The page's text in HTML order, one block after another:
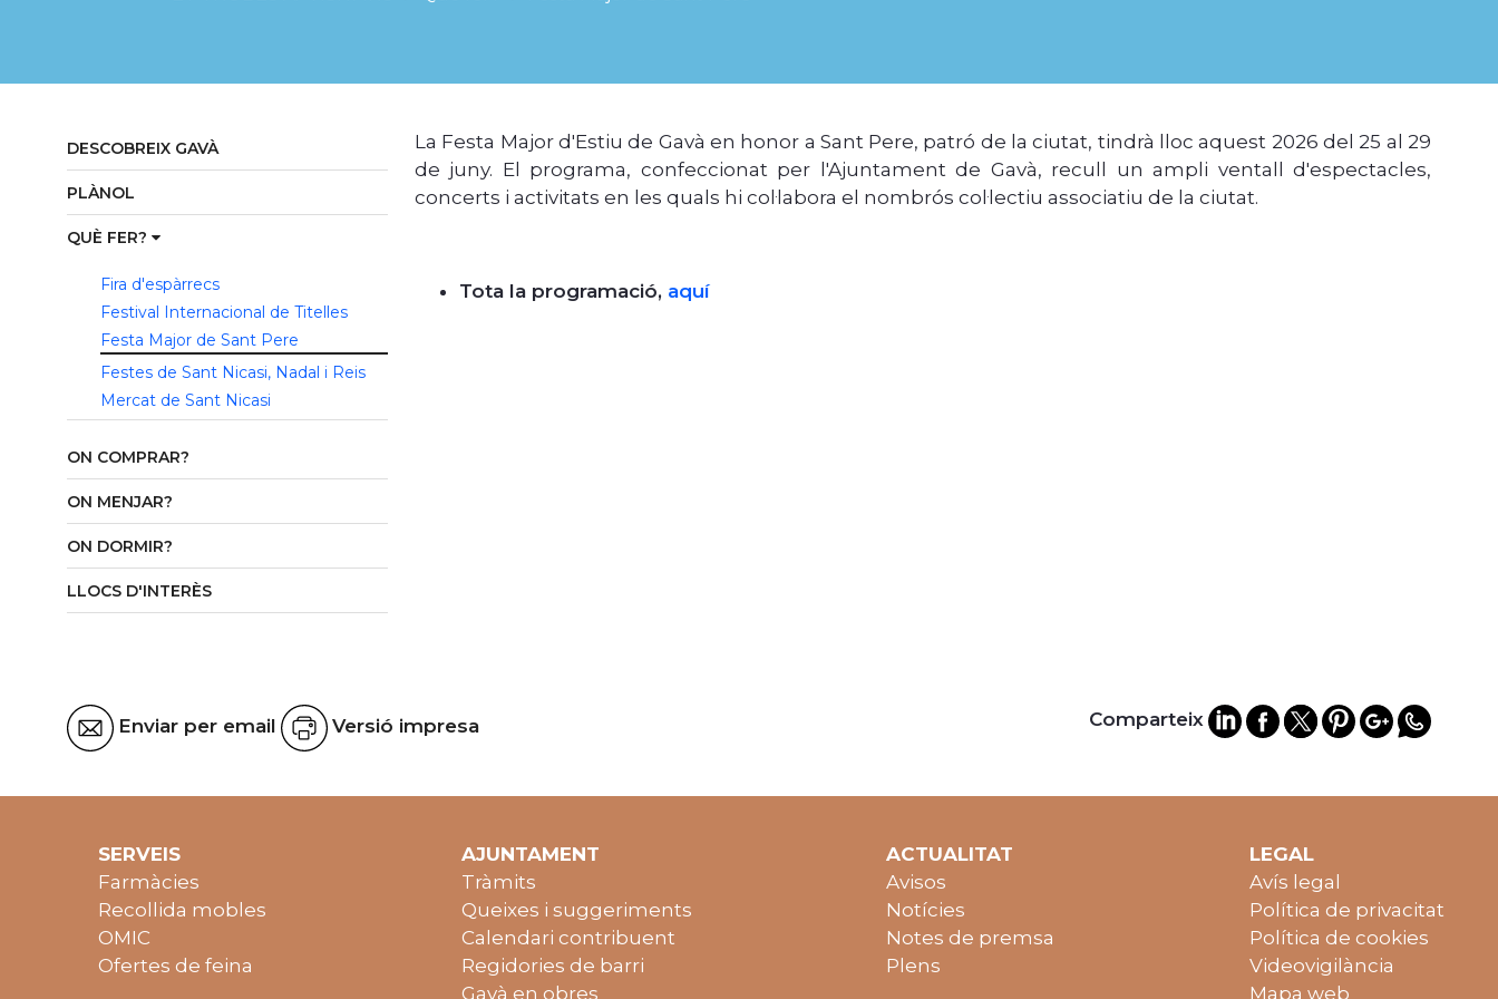
DESCOBREIX GAVÀ
PLÀNOL
QUÈ FER?
Fira d'espàrrecs
Festival Internacional de Titelles
Festa Major de Sant Pere
Festes de Sant Nicasi, Nadal i Reis
Mercat de Sant Nicasi
ON COMPRAR?
ON MENJAR?
ON DORMIR?
LLOCS D'INTERÈS
La Festa Major d'Estiu de Gavà en honor a Sant Pere, patró de la ciutat, tindrà lloc aquest 2026 del 25 al 29
de juny. El programa, confeccionat per l'Ajuntament de Gavà, recull un ampli ventall d'espectacles,
concerts i activitats en les quals hi col·labora el nombrós col·lectiu associatiu de la ciutat.
Tota la programació, aquí
Enviar per email Versió impresa Comparteix
SERVEIS
Farmàcies
Recollida mobles
OMIC
Ofertes de feina
AJUNTAMENT
Tràmits
Queixes i suggeriments
Calendari contribuent
Regidories de barri
Gavà en obres
ACTUALITAT
Avisos
Notícies
Notes de premsa
Plens
LEGAL
Avís legal
Política de privacitat
Política de cookies
Videovigilància
Mapa web